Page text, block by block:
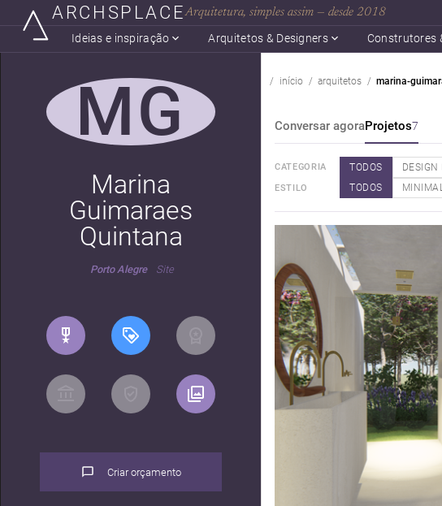
ARCHSPLACEArquitetura, simples assim — desde 2018
Ideias e inspiração Arquitetos & Designers Construtores
MG
Marina
Guimaraes
Quintana
Porto Alegre Site
Criar orçamento
início arquitetos marina-
Conversar agoraProjetos7
CATEGORIA TODOS DESIGN
ESTILO TODOS